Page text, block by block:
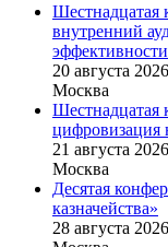
Шестнадцатая
внутренний
20 августа
Москва
цифровизация
21 августа
Москва
Десятая
казначейства»
28 августа